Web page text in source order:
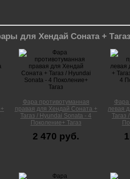
для Хендай Соната + Тагаз
Фара противотуманная
правая для Хендай Соната +
Тагаз / Hyundai Sonata - 4
Поколение+ Тагаз
2 470 руб.
Фара
левая
Тагаз